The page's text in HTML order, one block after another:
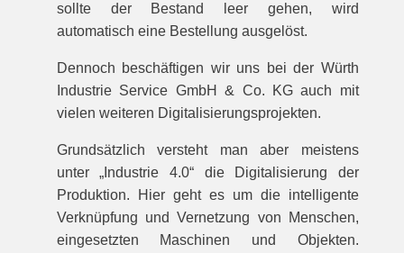
sollte der Bestand leer gehen, wird
automatisch eine Bestellung ausgelöst.
Dennoch beschäftigen wir uns bei der Würth
Industrie Service GmbH & Co. KG auch mit
vielen weiteren Digitalisierungsprojekten.
Grundsätzlich versteht man aber meistens
unter „Industrie 4.0“ die Digitalisierung der
Produktion. Hier geht es um die intelligente
Verknüpfung und Vernetzung von Menschen,
eingesetzten Maschinen und Objekten.